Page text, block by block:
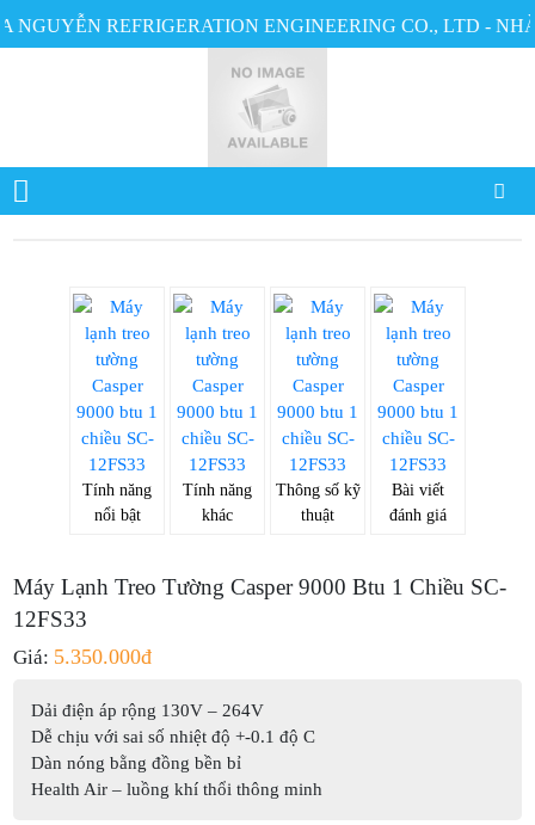
REFRIGERATION ENGINEERING CO., LTD -
Tính năng
nổi bật
Tính năng
khác
Thông số kỹ
thuật
Bài viết
đánh giá
Máy Lạnh Treo Tường Casper 9000 Btu 1 Chiều SC-
12FS33
Giá: 5.350.000đ
Dải điện áp rộng 130V – 264V
Dễ chịu với sai số nhiệt độ +-0.1 độ C
Dàn nóng bằng đồng bền bỉ
Health Air – luồng khí thổi thông minh